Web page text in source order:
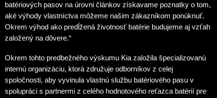
batériových pasov na úrovni článkov získavame poznatky o tom,
aké výhody vlastníctva môžeme našim zákazníkom ponúknuť.
Okrem výhod ako predĺžená životnosť batérie budujeme aj vzťah
založený na dôvere.“
Okrem tohto predbežného výskumu Kia založila špecializovanú
internú organizáciu, ktorá združuje odborníkov z celej
spoločnosti, aby vyvinula vlastnú službu batériového pasu v
spolupráci s partnermi z celého hodnotového reťazca batérií pre